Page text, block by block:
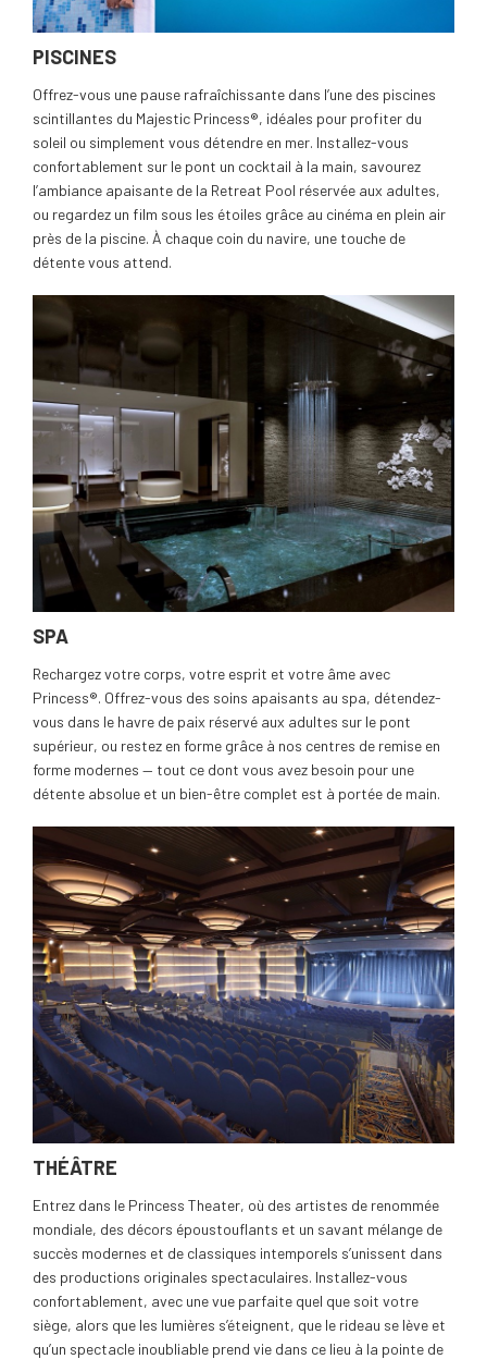
PISCINES
Offrez-vous une pause rafraîchissante dans l’une des piscines
scintillantes du Majestic Princess®, idéales pour profiter du
soleil ou simplement vous détendre en mer. Installez-vous
confortablement sur le pont un cocktail à la main, savourez
l’ambiance apaisante de la Retreat Pool réservée aux adultes,
ou regardez un film sous les étoiles grâce au cinéma en plein air
près de la piscine. À chaque coin du navire, une touche de
détente vous attend.
SPA
Rechargez votre corps, votre esprit et votre âme avec
Princess®. Offrez-vous des soins apaisants au spa, détendez-
vous dans le havre de paix réservé aux adultes sur le pont
supérieur, ou restez en forme grâce à nos centres de remise en
forme modernes — tout ce dont vous avez besoin pour une
détente absolue et un bien-être complet est à portée de main.
THÉÂTRE
Entrez dans le Princess Theater, où des artistes de renommée
mondiale, des décors époustouflants et un savant mélange de
succès modernes et de classiques intemporels s’unissent dans
des productions originales spectaculaires. Installez-vous
confortablement, avec une vue parfaite quel que soit votre
siège, alors que les lumières s’éteignent, que le rideau se lève et
qu’un spectacle inoubliable prend vie dans ce lieu à la pointe de